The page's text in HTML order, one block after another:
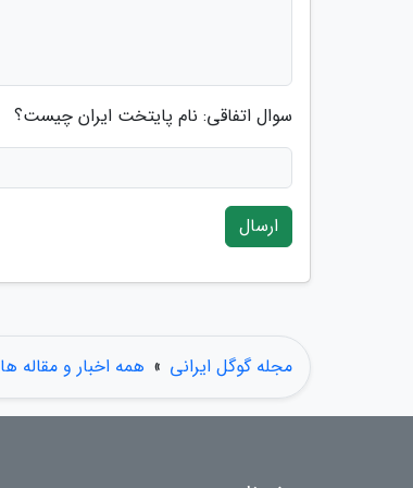
سوال اتفاقی: نام پایتخت ایران چیست؟
ارسال
مجله گوگل ایرانی » همه اخبار و مقاله ها